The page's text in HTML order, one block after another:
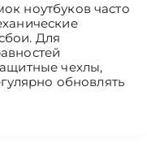
ноутбуков часто
Для
чехлы,
обновлять